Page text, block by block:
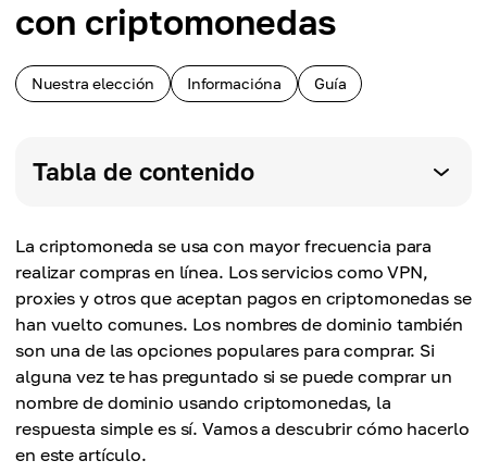
con criptomonedas
Nuestra elección Informacióna Guía
Tabla de contenido
La criptomoneda se usa con mayor frecuencia para
realizar compras en línea. Los servicios como VPN,
proxies y otros que aceptan pagos en criptomonedas se
han vuelto comunes. Los nombres de dominio también
son una de las opciones populares para comprar. Si
alguna vez te has preguntado si se puede comprar un
nombre de dominio usando criptomonedas, la
respuesta simple es sí. Vamos a descubrir cómo hacerlo
en este artículo.